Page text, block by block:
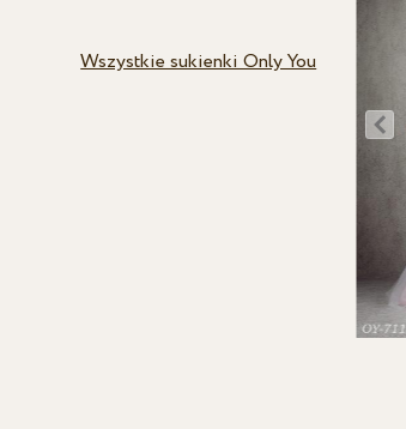
Wszystkie sukienki Only You